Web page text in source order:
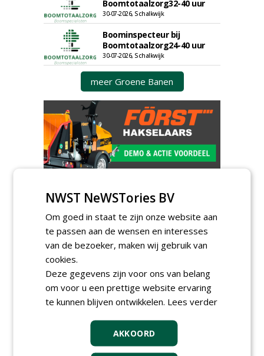
Boomtotaalzorg32-40 uur
30-07-2026, Schalkwijk
Boominspecteur bij
Boomtotaalzorg24-40 uur
30-07-2026, Schalkwijk
meer Groene Banen
plaatsen via zijn eigen account.
Plaats een gratis advertentie
AGENDA
NWST NeWSTories BV
Om goed in staat te zijn onze website aan
te passen aan de wensen en interesses
van de bezoeker, maken wij gebruik van
cookies.
Deze gegevens zijn voor ons van belang
om voor u een prettige website ervaring
te kunnen blijven ontwikkelen. Lees verder
AKKOORD